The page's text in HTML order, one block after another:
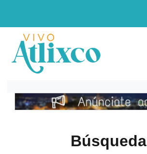
Búsqueda